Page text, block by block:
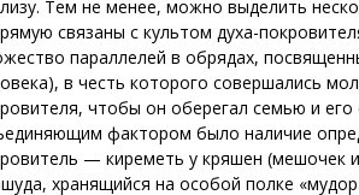
Тем не менее, можно выделить
связаны с культом духа-
параллелей в обрядах,
в честь которого совершались
чтобы он оберегал семью и
фактором было наличие
— киреметь у кряшен (мешочек
хранящийся на особой полке